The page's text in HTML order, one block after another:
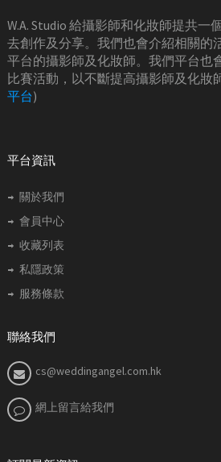
W.A. Studio 給攝影師和化妝師提共一
去創作及分享。我們也會介紹相關的
平台的攝影師及化妝師。我們平台也
比賽活動，以不斷提高攝影師及化妝
平台)
平台資訊
關於我們
會員中心
收藏列表
私隱政策
服務條款
聯絡我們
cs@weddingangel.com.hk
網上留言給我們